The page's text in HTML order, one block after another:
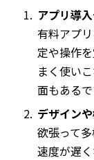
アプリ導
有料アプ
定や操作
まく使い
面もあるで
デザイン
欲張って
速度が遅